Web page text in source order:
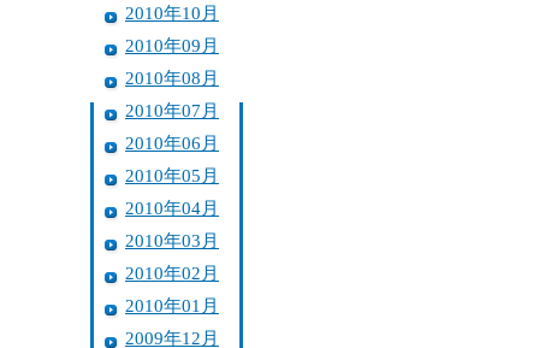
2010年10月
2010年09月
2010年08月
2010年07月
2010年06月
2010年05月
2010年04月
2010年03月
2010年02月
2010年01月
2009年12月